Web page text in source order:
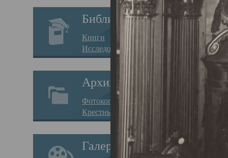
Библиотека
Книги
Исследования
Архив
Фотокопии дел
Крестные ходы
Галерея